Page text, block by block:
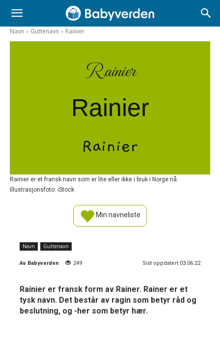
Navn Guttenavn Rainier
Rainier
Rainier
Rainier
Rainier er et fransk navn som er lite eller ikke i bruk i Norge nå.
Illustrasjonsfoto: iStock
Min navneliste
Navn Guttenavn
Av Babyverden 249 Sist oppdatert 03.06.22
Rainier er fransk form av Rainer. Rainer er et
tysk navn. Det består av ragin som betyr råd og
beslutning, og -her som betyr hær.